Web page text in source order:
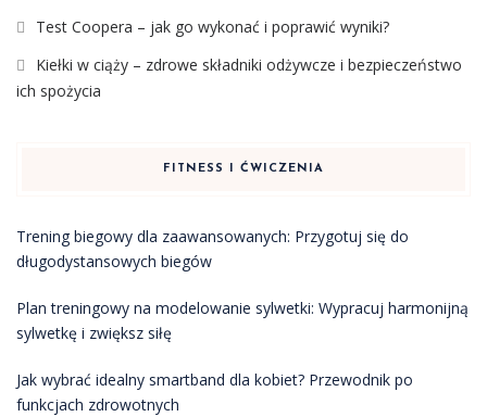
Test Coopera – jak go wykonać i poprawić wyniki?
Kiełki w ciąży – zdrowe składniki odżywcze i bezpieczeństwo
ich spożycia
FITNESS I ĆWICZENIA
Trening biegowy dla zaawansowanych: Przygotuj się do
długodystansowych biegów
Plan treningowy na modelowanie sylwetki: Wypracuj harmonijną
sylwetkę i zwiększ siłę
Jak wybrać idealny smartband dla kobiet? Przewodnik po
funkcjach zdrowotnych